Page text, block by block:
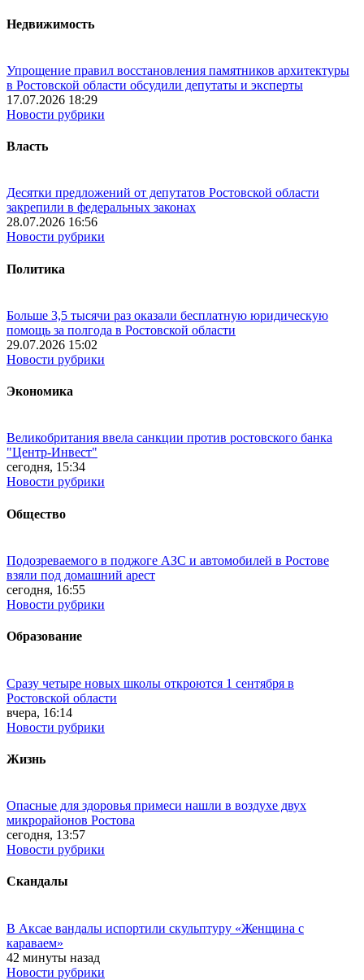
Недвижимость
Упрощение правил восстановления памятников архитектуры
в Ростовской области обсудили депутаты и эксперты
17.07.2026 18:29
Новости рубрики
Власть
Десятки предложений от депутатов Ростовской области
закрепили в федеральных законах
28.07.2026 16:56
Новости рубрики
Политика
Больше 3,5 тысячи раз оказали бесплатную юридическую
помощь за полгода в Ростовской области
29.07.2026 15:02
Новости рубрики
Экономика
Великобритания ввела санкции против ростовского банка
"Центр-Инвест"
сегодня, 15:34
Новости рубрики
Общество
Подозреваемого в поджоге АЗС и автомобилей в Ростове
взяли под домашний арест
сегодня, 16:55
Новости рубрики
Образование
Сразу четыре новых школы откроются 1 сентября в
Ростовской области
вчера, 16:14
Новости рубрики
Жизнь
Опасные для здоровья примеси нашли в воздухе двух
микрорайонов Ростова
сегодня, 13:57
Новости рубрики
Скандалы
В Аксае вандалы испортили скульптуру «Женщина с
караваем»
42 минуты назад
Новости рубрики